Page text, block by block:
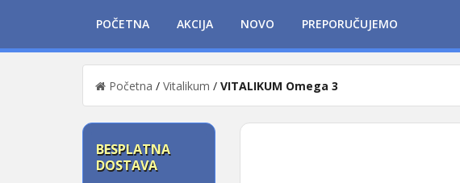
POČETNA AKCIJA NOVO PREPORUČUJEMO
Početna / Vitalikum / VITALIKUM Omega 3
BESPLATNA
DOSTAVA